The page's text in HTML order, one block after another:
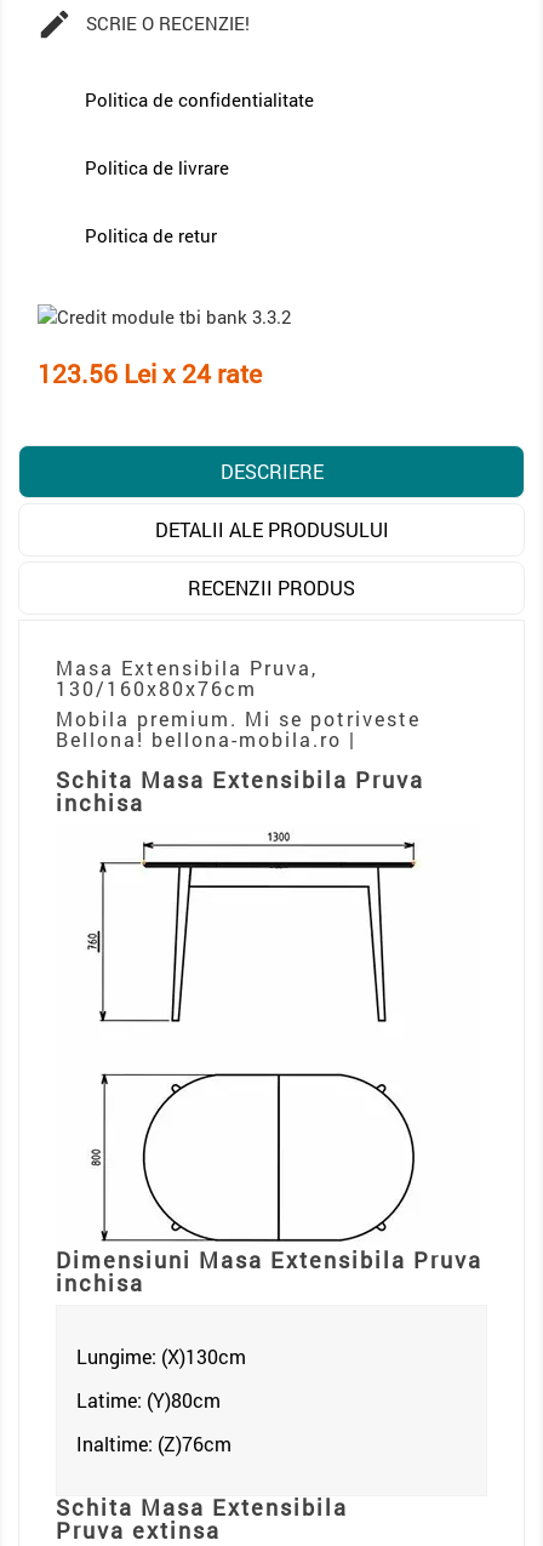
 SCRIE O RECENZIE!
Politica de confidentialitate
Politica de livrare
Politica de retur
123.56 Lei x 24 rate
DESCRIERE
DETALII ALE PRODUSULUI
RECENZII PRODUS
Masa Extensibila Pruva,
130/160x80x76cm
Mobila premium. Mi se potriveste
Bellona! bellona-mobila.ro |
Schita Masa Extensibila Pruva
inchisa
Dimensiuni Masa Extensibila Pruva
inchisa
Lungime: (X)130cm
Latime: (Y)80cm
Inaltime: (Z)76cm
Schita Masa Extensibila
Pruva extinsa